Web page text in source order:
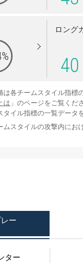
ロング
40
は各チームスタイル指標
は 」のページをご覧くだ
イル指標の一覧データを
スタイルの攻撃内にお
ー
ター